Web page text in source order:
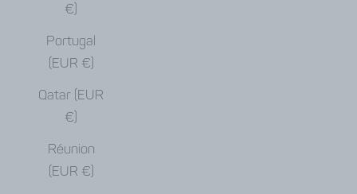
€)
Portugal
(EUR €)
Qatar (EUR
€)
Réunion
(EUR €)